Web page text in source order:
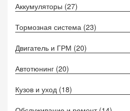
Аккумуляторы (27)
Тормозная система (23)
Двигатель и ГРМ (20)
Автотюнинг (20)
Кузов и уход (18)